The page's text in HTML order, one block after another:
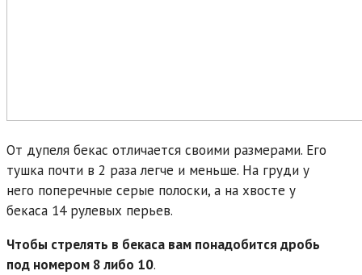
От дупеля бекас отличается своими размерами. Его
тушка почти в 2 раза легче и меньше. На груди у
него поперечные серые полоски, а на хвосте у
бекаса 14 рулевых перьев.
Чтобы стрелять в бекаса вам понадобится дробь
под номером 8 либо 10.